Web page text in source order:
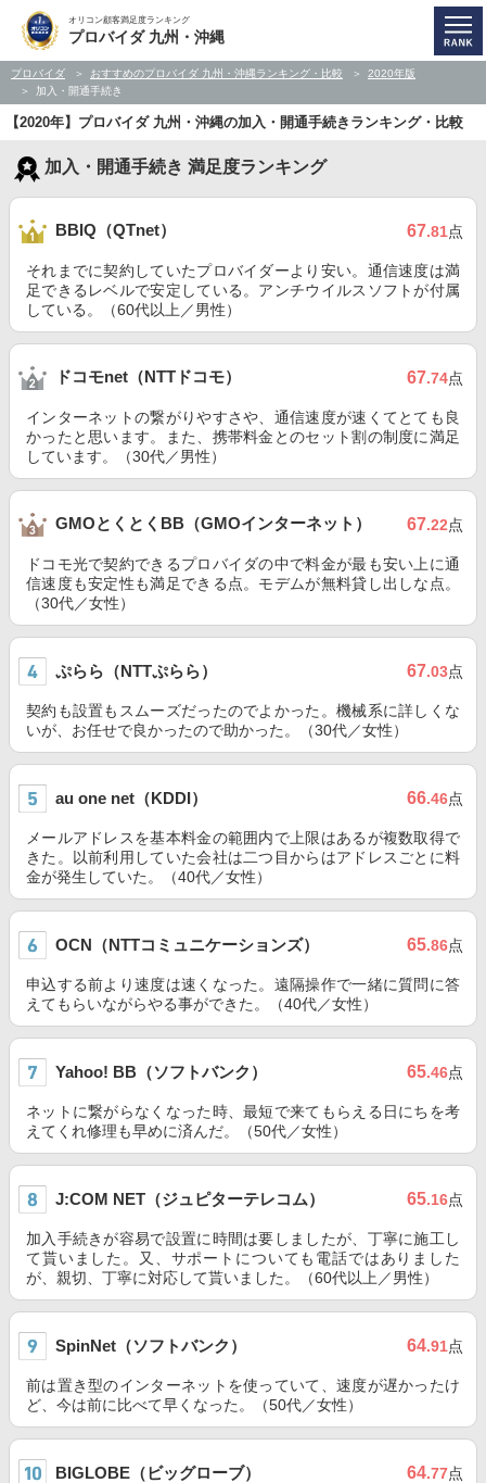
オリコン顧客満足度ランキング
プロバイダ 九州・沖縄
プロバイダ おすすめのプロバイダ 九州・沖縄ランキング・比較
2020年版
加入・開通手続き
【2020年】プロバイダ 九州・沖縄の加入・開通手続きランキング・比較
加入・開通手続き 満足度ランキング
BBIQ（QTnet） 67.81点
それまでに契約していたプロバイダーより安い。通信速度は満
足できるレベルで安定している。アンチウイルスソフトが付属
している。（60代以上／男性）
ドコモnet（NTTドコモ） 67.74点
インターネットの繋がりやすさや、通信速度が速くてとても良
かったと思います。また、携帯料金とのセット割の制度に満足
しています。（30代／男性）
GMOとくとくBB（GMOインターネット） 67.22点
ドコモ光で契約できるプロバイダの中で料金が最も安い上に通
信速度も安定性も満足できる点。モデムが無料貸し出しな点。
（30代／女性）
ぷらら（NTTぷらら） 67.03点
契約も設置もスムーズだったのでよかった。機械系に詳しくな
いが、お任せで良かったので助かった。（30代／女性）
au one net（KDDI） 66.46点
メールアドレスを基本料金の範囲内で上限はあるが複数取得で
きた。以前利用していた会社は二つ目からはアドレスごとに料
金が発生していた。（40代／女性）
OCN（NTTコミュニケーションズ） 65.86点
申込する前より速度は速くなった。遠隔操作で一緒に質問に答
えてもらいながらやる事ができた。（40代／女性）
Yahoo! BB（ソフトバンク） 65.46点
ネットに繋がらなくなった時、最短で来てもらえる日にちを考
えてくれ修理も早めに済んだ。（50代／女性）
J:COM NET（ジュピターテレコム） 65.16点
加入手続きが容易で設置に時間は要しましたが、丁寧に施工し
て貰いました。又、サポートについても電話ではありました
が、親切、丁寧に対応して貰いました。（60代以上／男性）
SpinNet（ソフトバンク） 64.91点
前は置き型のインターネットを使っていて、速度が遅かったけ
ど、今は前に比べて早くなった。（50代／女性）
BIGLOBE（ビッグローブ） 64.77点